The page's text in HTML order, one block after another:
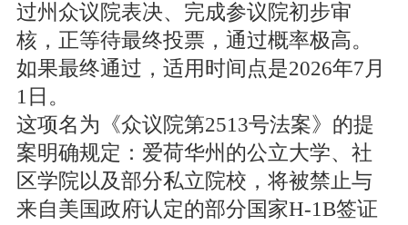
过州众议院表决、完成参议院初步审
核，正等待最终投票，通过概率极高。
如果最终通过，适用时间点是2026年7月
1日。
这项名为《众议院第2513号法案》的提
案明确规定：爱荷华州的公立大学、社
区学院以及部分私立院校，将被禁止与
来自美国政府认定的部分国家H-1B签证